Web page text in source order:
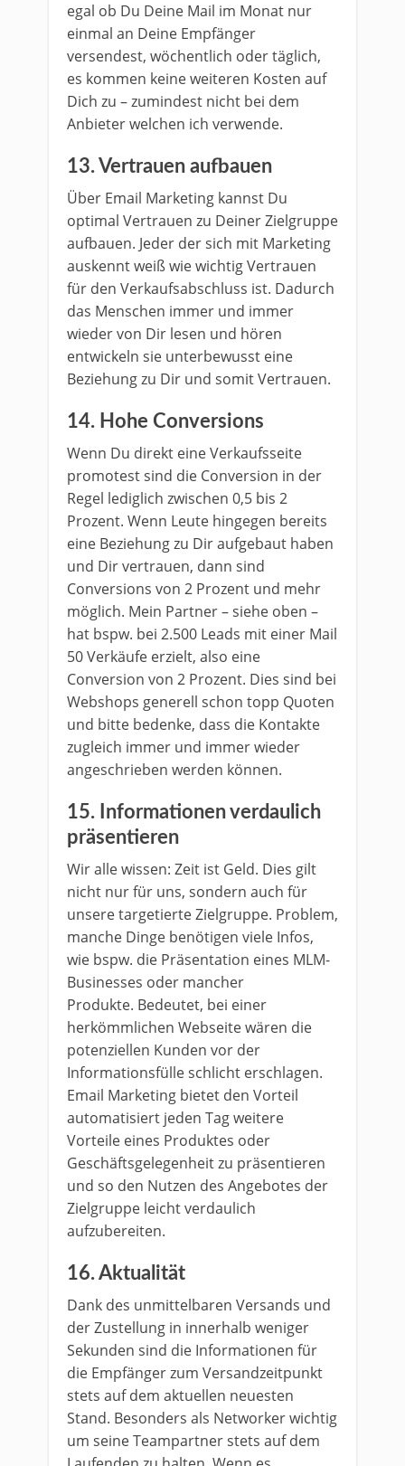
egal ob Du Deine Mail im Monat nur
einmal an Deine Empfänger
versendest, wöchentlich oder täglich,
es kommen keine weiteren Kosten auf
Dich zu – zumindest nicht bei dem
Anbieter welchen ich verwende.
13. Vertrauen aufbauen
Über Email Marketing kannst Du
optimal Vertrauen zu Deiner Zielgruppe
aufbauen. Jeder der sich mit Marketing
auskennt weiß wie wichtig Vertrauen
für den Verkaufsabschluss ist. Dadurch
das Menschen immer und immer
wieder von Dir lesen und hören
entwickeln sie unterbewusst eine
Beziehung zu Dir und somit Vertrauen.
14. Hohe Conversions
Wenn Du direkt eine Verkaufsseite
promotest sind die Conversion in der
Regel lediglich zwischen 0,5 bis 2
Prozent. Wenn Leute hingegen bereits
eine Beziehung zu Dir aufgebaut haben
und Dir vertrauen, dann sind
Conversions von 2 Prozent und mehr
möglich. Mein Partner – siehe oben –
hat bspw. bei 2.500 Leads mit einer Mail
50 Verkäufe erzielt, also eine
Conversion von 2 Prozent. Dies sind bei
Webshops generell schon topp Quoten
und bitte bedenke, dass die Kontakte
zugleich immer und immer wieder
angeschrieben werden können.
15. Informationen verdaulich
präsentieren
Wir alle wissen: Zeit ist Geld. Dies gilt
nicht nur für uns, sondern auch für
unsere targetierte Zielgruppe. Problem,
manche Dinge benötigen viele Infos,
wie bspw. die Präsentation eines MLM-
Businesses oder mancher
Produkte. Bedeutet, bei einer
herkömmlichen Webseite wären die
potenziellen Kunden vor der
Informationsfülle schlicht erschlagen.
Email Marketing bietet den Vorteil
automatisiert jeden Tag weitere
Vorteile eines Produktes oder
Geschäftsgelegenheit zu präsentieren
und so den Nutzen des Angebotes der
Zielgruppe leicht verdaulich
aufzubereiten.
16. Aktualität
Dank des unmittelbaren Versands und
der Zustellung in innerhalb weniger
Sekunden sind die Informationen für
die Empfänger zum Versandzeitpunkt
stets auf dem aktuellen neuesten
Stand. Besonders als Networker wichtig
um seine Teampartner stets auf dem